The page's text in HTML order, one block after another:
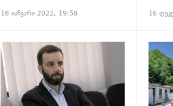
18 იანვარი 2022, 19:58 16